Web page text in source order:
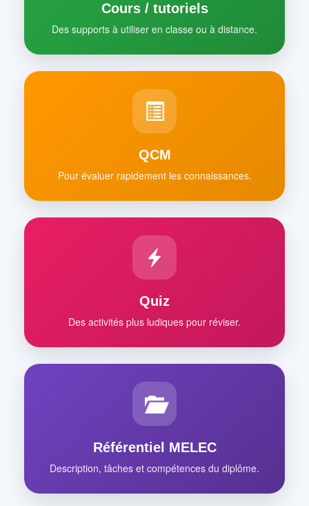
Cours / tutoriels
Des supports à utiliser en classe ou à distance.
QCM
Pour évaluer rapidement les connaissances.
Quiz
Des activités plus ludiques pour réviser.
Référentiel MELEC
Description, tâches et compétences du diplôme.